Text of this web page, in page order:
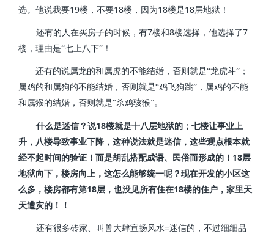
选。他说我要19楼，不要18楼，因为18楼是18层地狱！
还有的人在买房子的时候，有7楼和8楼选择，他选择了7
楼，理由是“七上八下”！
还有的说属龙的和属虎的不能结婚，否则就是“龙虎斗”；
属鸡的和属狗的不能结婚，否则就是“鸡飞狗跳”，属鸡的不能
和属猴的结婚，否则就是“杀鸡骇猴”。
什么是迷信？说18楼就是十八层地狱的；七楼让事业上
升，八楼导致事业下降，这种说法就是迷信，这些观点根本就
经不起时间的验证！而是胡乱搭配成语、民俗而形成的！ 18层
地狱向下，楼房向上，这怎么能够统一呢？现在开发的小区这
么多，楼房都有第18层，也没见所有住在18楼的住户，家里天
天遭灾的！！
还有很多砖家、叫兽大肆宣扬风水=迷信的，不过细细品